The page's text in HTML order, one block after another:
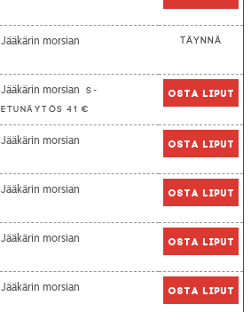
Jääkärin morsian Täynnä
Jääkärin morsian
S-
etunäytös 41 €
Osta liput
Jääkärin morsian Osta liput
Jääkärin morsian Osta liput
Jääkärin morsian Osta liput
Jääkärin morsian Osta liput